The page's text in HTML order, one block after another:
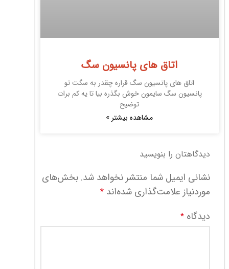
اتاق های پانسیون سگ
اتاق های پانسیون سگ قراره چقدر به سگت تو
پانسیون سگ سایمون خوش بگذره بیا تا یه کم برات
توضیح
مشاهده بیشتر »
دیدگاهتان را بنویسید
نشانی ایمیل شما منتشر نخواهد شد. بخش‌های
موردنیاز علامت‌گذاری شده‌اند *
دیدگاه *